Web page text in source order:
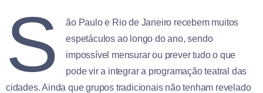
S
ão Paulo e Rio de Janeiro recebem muitos
espetáculos ao longo do ano, sendo
impossível mensurar ou prever tudo o que
pode vir a integrar a programação teatral das
cidades. Ainda que grupos tradicionais não tenham revelado